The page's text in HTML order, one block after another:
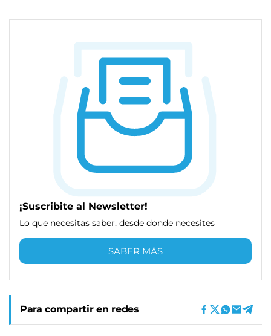
¡Suscribite al Newsletter!
Lo que necesitas saber, desde donde necesites
SABER MÁS
Para compartir en redes